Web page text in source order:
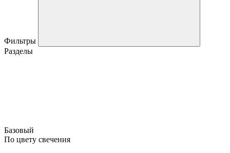
Фильтры
Разделы
Базовый
По цвету свечения